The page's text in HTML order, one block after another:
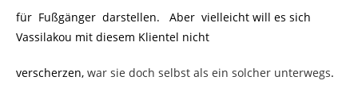
für Fußgänger darstellen. Aber vielleicht will es sich
Vassilakou mit diesem Klientel nicht
verscherzen, war sie doch selbst als ein solcher unterwegs.